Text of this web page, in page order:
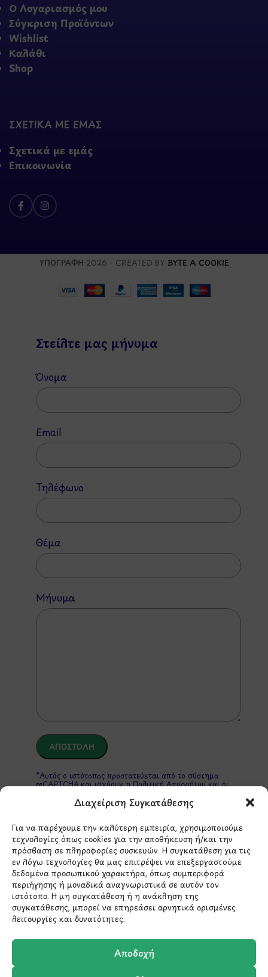
Διαχείριση Συγκατάθεσης
Για να παρέχουμε την καλύτερη εμπειρία, χρησιμοποιούμε
τεχνολογίες όπως cookies για την αποθήκευση ή/και την
πρόσβαση σε πληροφορίες συσκευών. Η συγκατάθεση για τις
εν λόγω τεχνολογίες θα μας επιτρέψει να επεξεργαστούμε
δεδομένα προσωπικού χαρακτήρα, όπως συμπεριφορά
περιήγησης ή μοναδικά αναγνωριστικά σε αυτόν τον
ιστότοπο. Η μη συγκατάθεση ή η ανάκληση της
συγκατάθεσης, μπορεί να επηρεάσει αρνητικά ορισμένες
λειτουργίες και δυνατότητες.
Αποδοχή
Ο Λογαριασμός μου
Σύγκριση Προϊόντων
Wishlist
Καλάθι
Shop
ΣΧΕΤΙΚΑ ΜΕ ΕΜΑΣ
Σχετικά με εμάς
Επικοινωνία
ΥΠΟΓΡΑΦΗ 2026 - CREATED BY BYTE A COOKIE
Στείλτε μας μήνυμα
Όνομα
Email
Τηλέφωνο
Θέμα
Μήνυμα
*Αυτός ο ιστότοπος προστατεύεται από το σύστημα
reCAPTCHA και ισχύουν ηΠολιτική Απορρήτουκαι οι
ΣΤΟΙΧΕΙΑ ΕΠΙΚΟΙΝΩΝΙΑΣ
Holargos Center (Ισόγειο)
Λ.Περικλέους 56,
Χολαργός 15561
210 6522282